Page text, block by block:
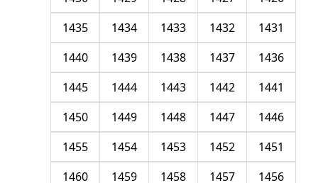
1431
1432
1433
1434
1435
1436
1437
1438
1439
1440
1441
1442
1443
1444
1445
1446
1447
1448
1449
1450
1451
1452
1453
1454
1455
1456
1457
1458
1459
1460